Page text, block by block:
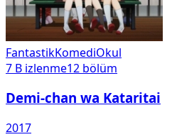
FantastikKomediOkul
7 B izlenme12 bölüm
Demi-chan wa Kataritai
2017